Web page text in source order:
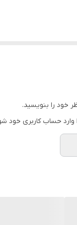
خود را بنویسید.
وارد حساب کاربری خود